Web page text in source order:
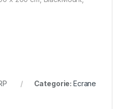
Categorie: Ecrane